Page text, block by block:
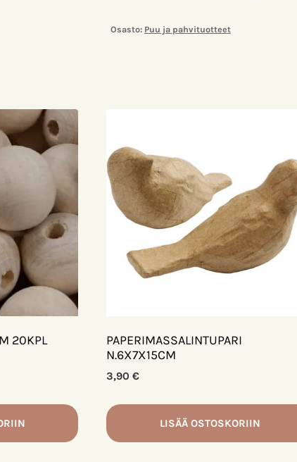
Osasto: Puu ja pahvituotteet
20KPL
PAPERIMASSALINTUPARI
N.6X7X15CM
3,90 €
LISÄÄ OSTOSKORIIN